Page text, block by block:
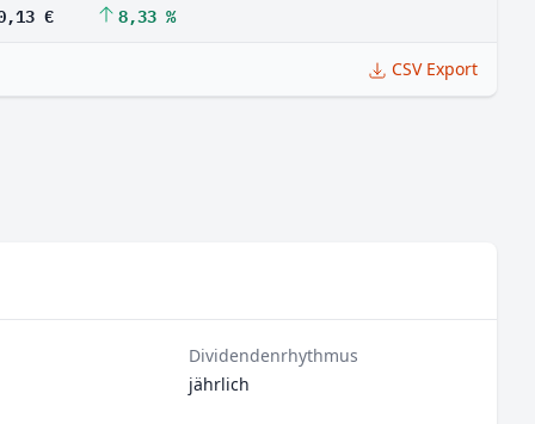
€ 8,33 %
CSV Export
Dividendenrhythmus
jährlich